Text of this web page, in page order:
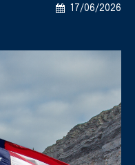
17/06/2026